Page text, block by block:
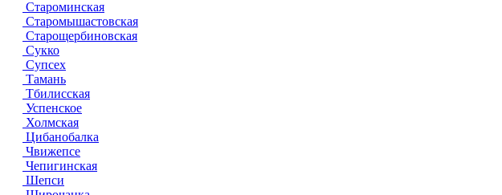
Староминская
Старомышастовская
Старощербиновская
Сукко
Супсех
Тамань
Тбилисская
Успенское
Холмская
Цибанобалка
Чвижепсе
Чепигинская
Шепси